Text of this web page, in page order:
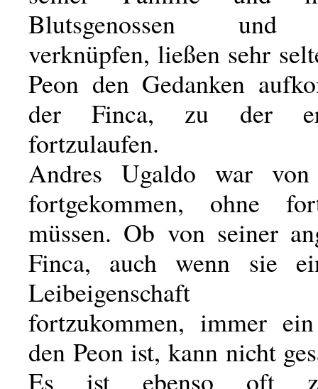
Blutsgenossen und
verknüpfen, ließen sehr
Peon den Gedanken
der Finca, zu der
fortzulaufen.
Andres Ugaldo war
fortgekommen, ohne
müssen. Ob von seiner
Finca, auch wenn sie
Leibeigenschaft
fortzukommen, immer
den Peon ist, kann nicht
Es ist ebenso oft